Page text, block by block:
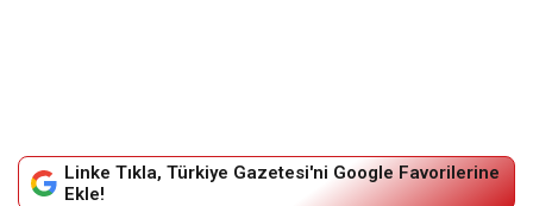
Linke Tıkla, Türkiye Gazetesi'ni Google Favorilerine
Ekle!